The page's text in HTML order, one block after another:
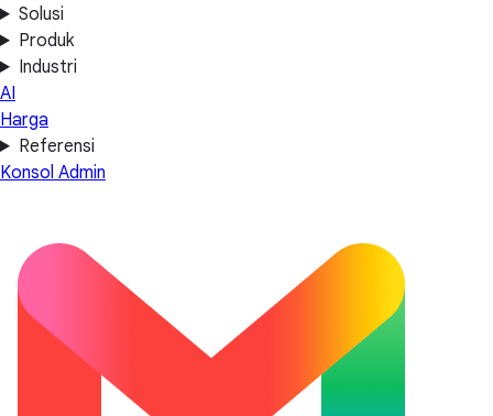
Solusi
Produk
Industri
AI
Harga
Referensi
Konsol Admin